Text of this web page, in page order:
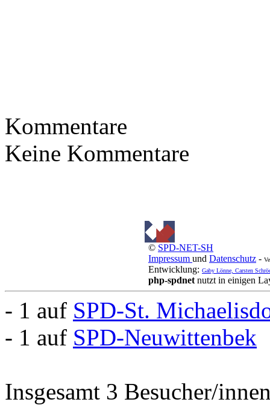
Kommentare
Keine Kommentare
© SPD-NET-SH
Impressum und Datenschutz -
Entwicklung: Gaby Lönne, Carsten
php-spdnet nutzt in einigen
- 1 auf SPD-St.
- 1 auf SPD-Neuwittenbek
Insgesamt 3 Besucher/